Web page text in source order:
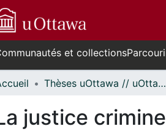
et collections
Thèses uOttawa // uOttawa Theses
justice